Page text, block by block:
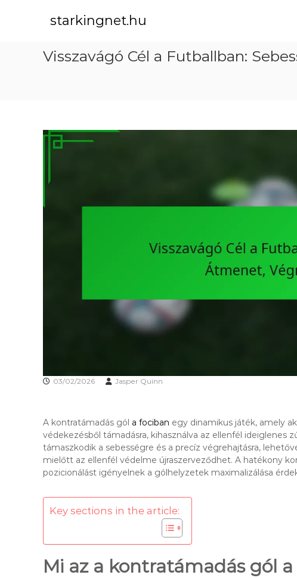
starkingnet.hu
Visszavágó Cél a Futballban:
03/02/2026 Jasper Quinn
A kontratámadás gól a fociban egy dinamikus játék, amely
védekezésből támadásra, kihasználva az ellenfél ideiglenes
támaszkodik a sebességre és a precíz végrehajtásra,
mielőtt az ellenfél védelme újraszerveződhet. A hatékony
pozicionálást igényelnek a gólhelyzetek maximalizálása
Key sections in the article:
Mi az a kontratámadás gól